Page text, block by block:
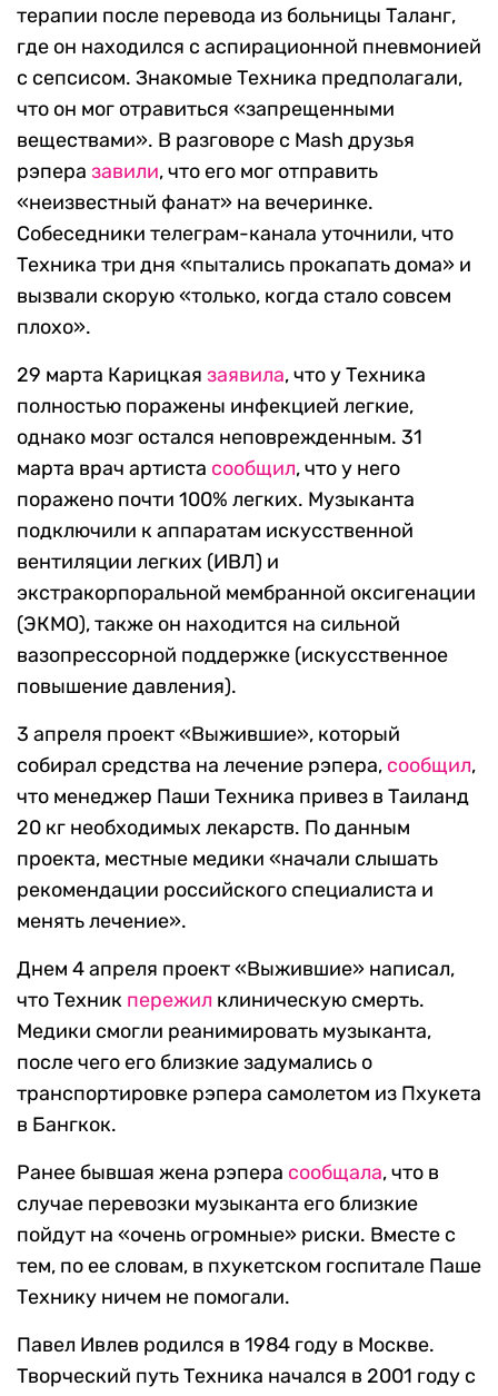
терапии после перевода из больницы Таланг,
где он находился с аспирационной пневмонией
с сепсисом. Знакомые Техника предполагали,
что он мог отравиться «запрещенными
веществами». В разговоре с Mash друзья
рэпера завили, что его мог отправить
«неизвестный фанат» на вечеринке.
Собеседники телеграм-канала уточнили, что
Техника три дня «пытались прокапать дома» и
вызвали скорую «только, когда стало совсем
плохо».
29 марта Карицкая заявила, что у Техника
полностью поражены инфекцией легкие,
однако мозг остался неповрежденным. 31
марта врач артиста сообщил, что у него
поражено почти 100% легких. Музыканта
подключили к аппаратам искусственной
вентиляции легких (ИВЛ) и
экстракорпоральной мембранной оксигенации
(ЭКМО), также он находится на сильной
вазопрессорной поддержке (искусственное
повышение давления).
3 апреля проект «Выжившие», который
собирал средства на лечение рэпера, сообщил,
что менеджер Паши Техника привез в Таиланд
20 кг необходимых лекарств. По данным
проекта, местные медики «начали слышать
рекомендации российского специалиста и
менять лечение».
Днем 4 апреля проект «Выжившие» написал,
что Техник пережил клиническую смерть.
Медики смогли реанимировать музыканта,
после чего его близкие задумались о
транспортировке рэпера самолетом из Пхукета
в Бангкок.
Ранее бывшая жена рэпера сообщала, что в
случае перевозки музыканта его близкие
пойдут на «очень огромные» риски. Вместе с
тем, по ее словам, в пхукетском госпитале Паше
Технику ничем не помогали.
Павел Ивлев родился в 1984 году в Москве.
Творческий путь Техника начался в 2001 году с